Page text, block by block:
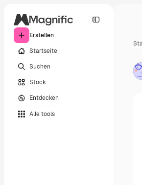
Erstellen
Startseite
Suchen
Stock
Entdecken
Alle tools